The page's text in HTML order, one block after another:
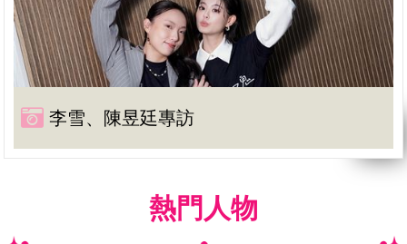
李雪、陳昱廷專訪
熱門人物